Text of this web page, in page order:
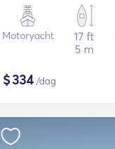
Motoryacht
17 ft
5 m
$334/dag